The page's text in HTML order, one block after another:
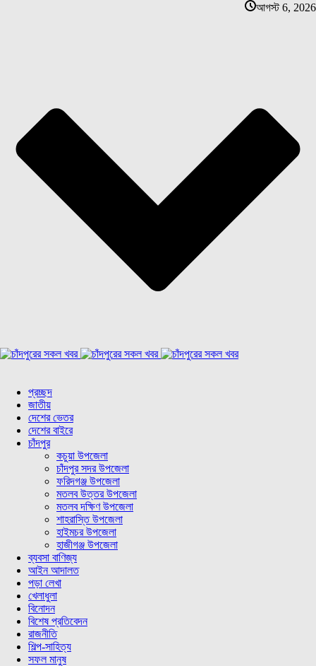
আগস্ট 6, 2026
প্রচ্ছদ
জাতীয়
দেশের ভেতর
দেশের বাইরে
চাঁদপুর
কচুয়া উপজেলা
চাঁদপুর সদর উপজেলা
ফরিদগঞ্জ উপজেলা
মতলব উত্তর উপজেলা
মতলব দক্ষিণ উপজেলা
শাহরাস্তি উপজেলা
হাইমচর উপজেলা
হাজীগঞ্জ উপজেলা
ব্যবসা বাণিজ্য
আইন আদালত
পড়া লেখা
খেলাধুলা
বিনোদন
বিশেষ প্রতিবেদন
রাজনীতি
শিল্প-সাহিত্য
সফল মানুষ